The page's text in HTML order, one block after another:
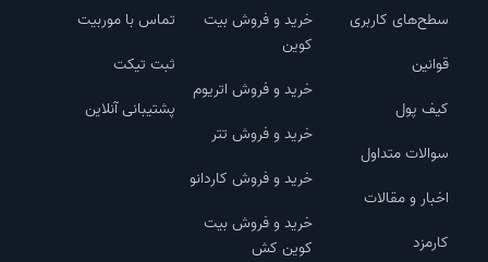
سطح‌های کاربری
قوانین
کیف پول
سوالات متداول
اخبار و مقالات
کارمزد
خرید و فروش بیت
کوین
خرید و فروش اتریوم
خرید و فروش تتر
خرید و فروش کاردانو
خرید و فروش بیت
کوین کش
تماس با موربیت
ثبت تیکت
پشتیبانی آنلاین